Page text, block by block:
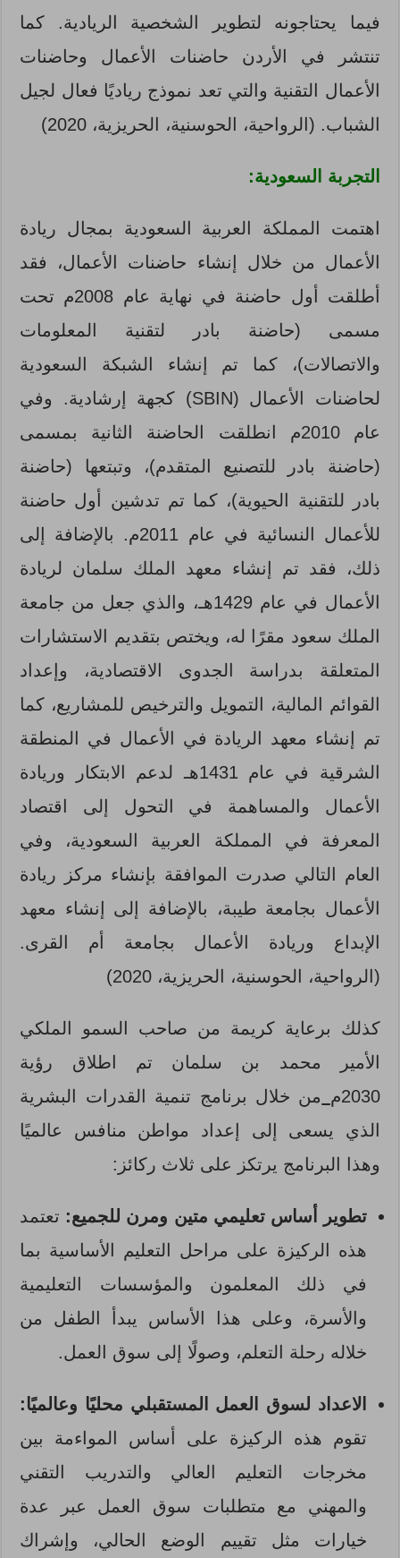
فيما يحتاجونه لتطوير الشخصية الريادية. كما
تنتشر في الأردن حاضنات الأعمال وحاضنات
الأعمال التقنية والتي تعد نموذج رياديًا فعال لجيل
الشباب. (الرواحية، الحوسنية، الحريزية، 2020)
التجربة السعودية:
اهتمت المملكة العربية السعودية بمجال ريادة
الأعمال من خلال إنشاء حاضنات الأعمال، فقد
أطلقت أول حاضنة في نهاية عام 2008م تحت
مسمى (حاضنة بادر لتقنية المعلومات
والاتصالات)، كما تم إنشاء الشبكة السعودية
لحاضنات الأعمال (SBIN) كجهة إرشادية. وفي
عام 2010م انطلقت الحاضنة الثانية بمسمى
(حاضنة بادر للتصنيع المتقدم)، وتبتعها (حاضنة
بادر للتقنية الحيوية)، كما تم تدشين أول حاضنة
للأعمال النسائية في عام 2011م. بالإضافة إلى
ذلك، فقد تم إنشاء معهد الملك سلمان لريادة
الأعمال في عام 1429هـ، والذي جعل من جامعة
الملك سعود مقرًا له، ويختص بتقديم الاستشارات
المتعلقة بدراسة الجدوى الاقتصادية، وإعداد
القوائم المالية، التمويل والترخيص للمشاريع، كما
تم إنشاء معهد الريادة في الأعمال في المنطقة
الشرقية في عام 1431هـ لدعم الابتكار وريادة
الأعمال والمساهمة في التحول إلى اقتصاد
المعرفة في المملكة العربية السعودية، وفي
العام التالي صدرت الموافقة بإنشاء مركز ريادة
الأعمال بجامعة طيبة، بالإضافة إلى إنشاء معهد
الإبداع وريادة الأعمال بجامعة أم القرى.
(الرواحية، الحوسنية، الحريزية، 2020)
كذلك برعاية كريمة من صاحب السمو الملكي
الأمير محمد بن سلمان تم اطلاق رؤية
2030م
من خلال برنامج تنمية القدرات البشرية
الذي يسعى إلى إعداد مواطن منافس عالميًا
وهذا البرنامج يرتكز على ثلاث ركائز:
تطوير أساس تعليمي متين ومرن للجميع: تعتمد
هذه الركيزة على مراحل التعليم الأساسية بما
في ذلك المعلمون والمؤسسات التعليمية
والأسرة، وعلى هذا الأساس يبدأ الطفل من
خلاله رحلة التعلم، وصولًا إلى سوق العمل.
الاعداد لسوق العمل المستقبلي محليًا وعالميًا:
تقوم هذه الركيزة على أساس المواءمة بين
مخرجات التعليم العالي والتدريب التقني
والمهني مع متطلبات سوق العمل عبر عدة
خيارات مثل تقييم الوضع الحالي، وإشراك